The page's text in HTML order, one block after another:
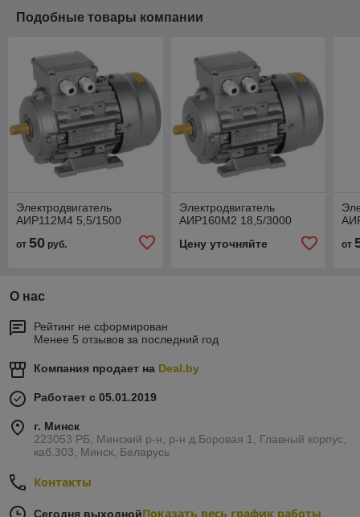
Подобные товары компании
Электродвигатель
АИР112М4 5,5/1500
от 50 руб.
Электродвигатель
АИР160М2 18,5/3000
Цену уточняйте
от
О нас
Рейтинг не сформирован
Менее 5 отзывов за последний год
Компания продает на Deal.by
Работает с 05.01.2019
г. Минск
223053 РБ, Минский р-н, р-н д.Боровая 1, Главный корпус,
каб.303, Минск, Беларусь
Контакты
Сегодня выходнойПоказать весь график работы